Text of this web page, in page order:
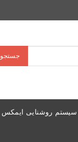
جستجو
سیستم روشنایی ایمکس